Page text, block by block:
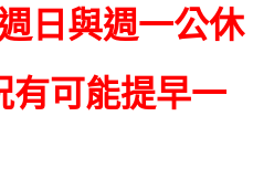
日與週一公休
有可能提早一